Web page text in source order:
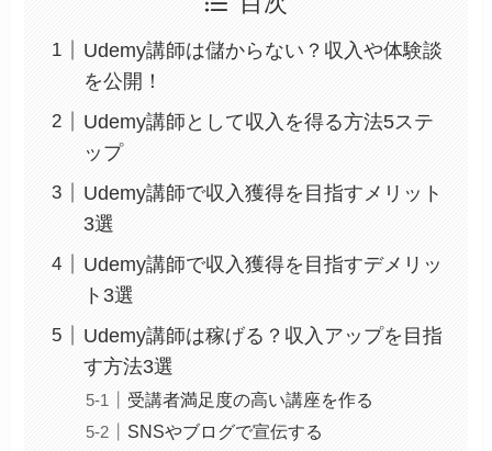
Udemy講師は儲からない？収入や体験談
を公開！
Udemy講師として収入を得る方法5ステ
ップ
Udemy講師で収入獲得を目指すメリット
3選
Udemy講師で収入獲得を目指すデメリッ
ト3選
Udemy講師は稼げる？収入アップを目指
す方法3選
受講者満足度の高い講座を作る
SNSやブログで宣伝する